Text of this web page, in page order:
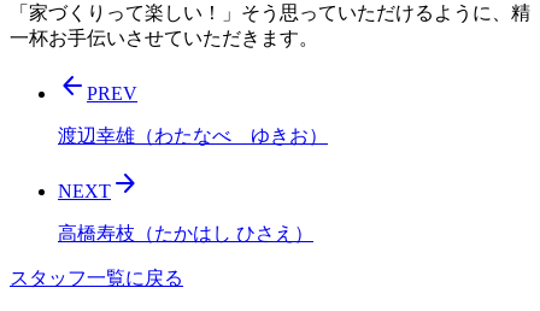
「家づくりって楽しい！」そう思っていただけるように、精
一杯お手伝いさせていただきます。
arrow_back PREV
渡辺幸雄（わたなべ ゆきお）
NEXT arrow_forward
高橋寿枝（たかはし ひさえ）
スタッフ一覧に戻る